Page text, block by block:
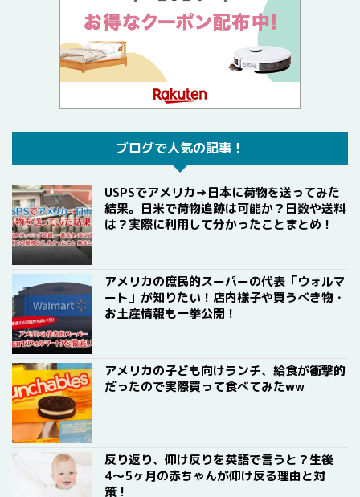
ブログで人気の記事！
USPSでアメリカ→日本に荷物を送ってみた
結果。日米で荷物追跡は可能か？日数や送料
は？実際に利用して分かったことまとめ！
アメリカの庶民的スーパーの代表「ウォルマ
ート」が知りたい！店内様子や買うべき物・
お土産情報も一挙公開！
アメリカの子ども向けランチ、給食が衝撃的
だったので実際買って食べてみたww
反り返り、仰け反りを英語で言うと？生後
4〜5ヶ月の赤ちゃんが仰け反る理由と対
策！